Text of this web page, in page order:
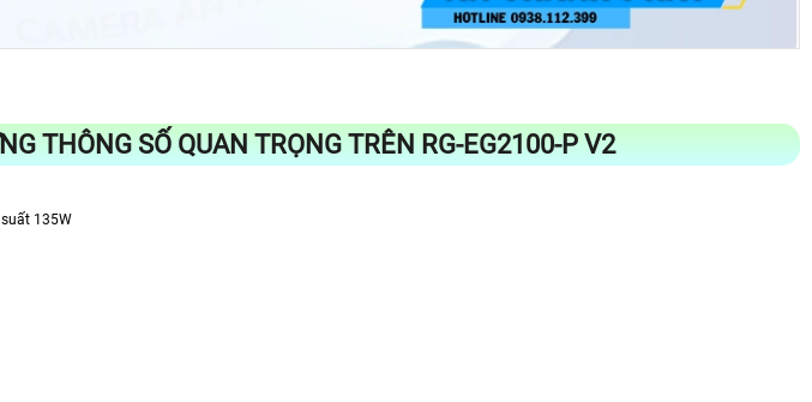
THÔNG SỐ QUAN TRỌNG TRÊN RG-EG2100-P V2
suất 135W